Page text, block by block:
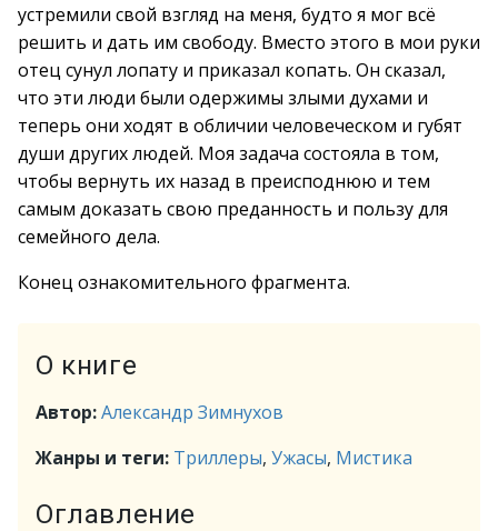
устремили свой взгляд на меня, будто я мог всё
решить и дать им свободу. Вместо этого в мои руки
отец сунул лопату и приказал копать. Он сказал,
что эти люди были одержимы злыми духами и
теперь они ходят в обличии человеческом и губят
души других людей. Моя задача состояла в том,
чтобы вернуть их назад в преисподнюю и тем
самым доказать свою преданность и пользу для
семейного дела.
Конец ознакомительного фрагмента.
О книге
Автор:Александр Зимнухов
Жанры и теги: Триллеры, Ужасы, Мистика
Оглавление